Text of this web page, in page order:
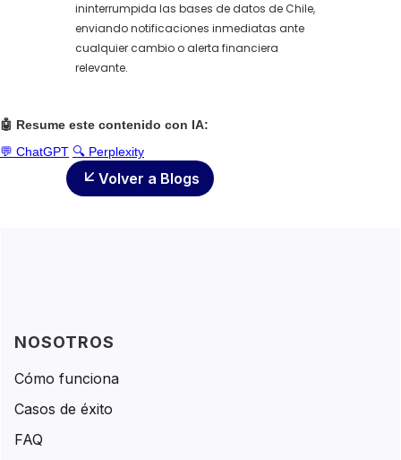
ininterrumpida las bases de datos de Chile,
enviando notificaciones inmediatas ante
cualquier cambio o alerta financiera
relevante.
🤖 Resume este contenido con IA:
💬 ChatGPT 🔍 Perplexity
Volver a Blogs
NOSOTROS
Cómo funciona
Casos de éxito
FAQ